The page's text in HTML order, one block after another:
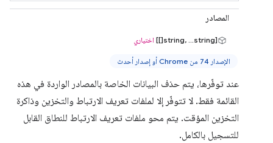
المصادر
[string, ...string[]] اختياري
الإصدار 74 من Chrome أو إصدار أحدث
عند توفّرها، يتم حذف البيانات الخاصة بالمصادر الواردة في هذه
القائمة فقط. لا تتوفّر إلا لملفات تعريف الارتباط والتخزين وذاكرة
التخزين المؤقت. يتم محو ملفات تعريف الارتباط للنطاق القابل
للتسجيل بالكامل.